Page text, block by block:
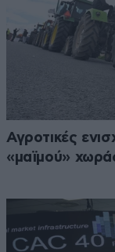
Αγροτικές
«μαϊμού»